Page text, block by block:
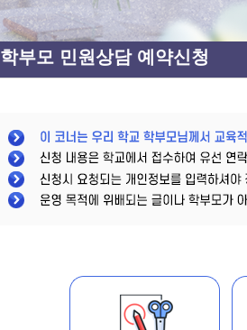
학부모 민원상담 예약신청